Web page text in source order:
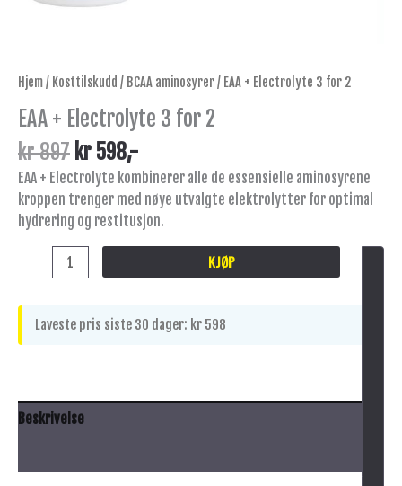
Hjem/ Kosttilskudd / BCAA aminosyrer/ EAA + Electrolyte 3 for 2
EAA + Electrolyte 3 for 2
kr897 kr 598,-
EAA + Electrolyte kombinerer alle de essensielle aminosyrene
kroppen trenger med nøye utvalgte elektrolytter for optimal
hydrering og restitusjon.
KJØP
Laveste pris siste 30 dager: kr 598
Beskrivelse